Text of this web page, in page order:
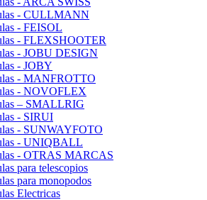
- CULLMANN
- FEISOL
- FLEXSHOOTER
- JOBU DESIGN
- JOBY
- MANFROTTO
- NOVOFLEX
– SMALLRIG
- SIRUI
- SUNWAYFOTO
- UNIQBALL
- OTRAS MARCAS
para telescopios
para monopodos
Electricas